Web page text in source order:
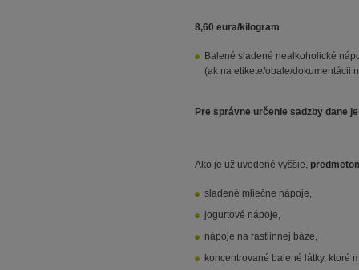
8,60 eura/kilogram
Balené sladené nealkoholické
(ak na etikete/obale/dokumentácii
Pre správne určenie sadzby dane
Ako je už uvedené vyššie,
sladené mliečne nápoje,
jogurtové nápoje,
nápoje na rastlinnej báze,
koncentrované balené látky, ktoré